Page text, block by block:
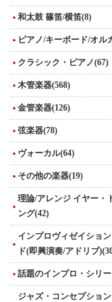
和太鼓 篠笛/横笛(8)
ピアノ/キーボード/オル
クラシック・ピアノ(67)
木管楽器(568)
金管楽器(126)
弦楽器(78)
ヴォーカル(64)
その他の楽器(19)
理論/アレンジ イヤー・
ング(42)
インプロヴィゼイショ
ド(即興演奏/アドリブ
話題のインプロ・シリー
ジャズ・コンセプショ